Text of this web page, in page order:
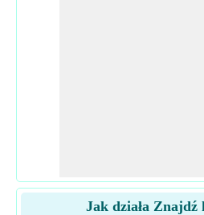
Jak działa